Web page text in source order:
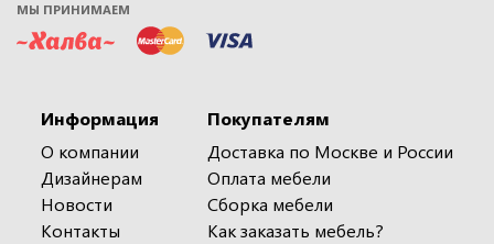
МЫ ПРИНИМАЕМ
Информация
О компании
Дизайнерам
Новости
Контакты
Покупателям
Доставка по Москве и России
Оплата мебели
Сборка мебели
Как заказать мебель?